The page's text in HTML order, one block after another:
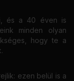
és a 40 éven is
minden olyan
hogy te a
ezen belül is a